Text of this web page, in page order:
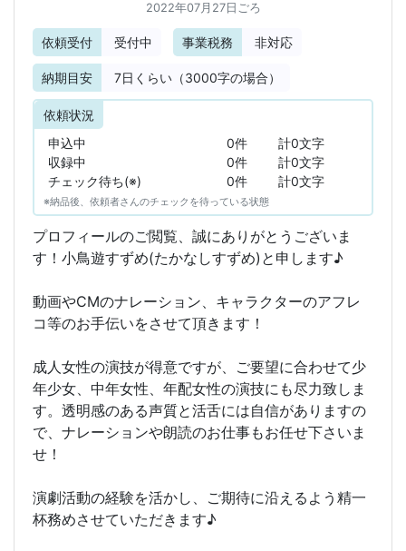
2022年07月27日ごろ
依頼受付 受付中 事業税務 非対応
納期目安 7日くらい（3000字の場合）
依頼状況
申込中
0件
計0文字
収録中
0件
計0文字
チェック待ち(※)
0件 計0文字
※納品後、依頼者さんのチェックを待っている状態
プロフィールのご閲覧、誠にありがとうございま
す！小鳥遊すずめ(たかなしすずめ)と申します♪
動画やCMのナレーション、キャラクターのアフレ
コ等のお手伝いをさせて頂きます！
成人女性の演技が得意ですが、ご要望に合わせて少
年少女、中年女性、年配女性の演技にも尽力致しま
す。透明感のある声質と活舌には自信がありますの
で、ナレーションや朗読のお仕事もお任せ下さいま
せ！
演劇活動の経験を活かし、ご期待に沿えるよう精一
杯務めさせていただきます♪